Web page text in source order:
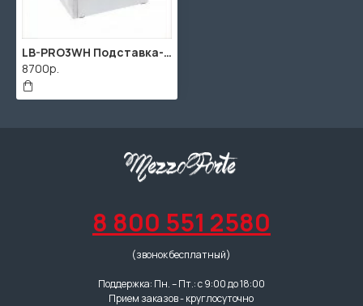
LB-PRO3WH Подставка-удлинитель педалей пианино для детей, белая, Rin
8700р.
8 800 551 2580
(звонок бесплатный)
Поддержка: Пн. – Пт.: с 9:00 до 18:00
Прием заказов - круглосуточно